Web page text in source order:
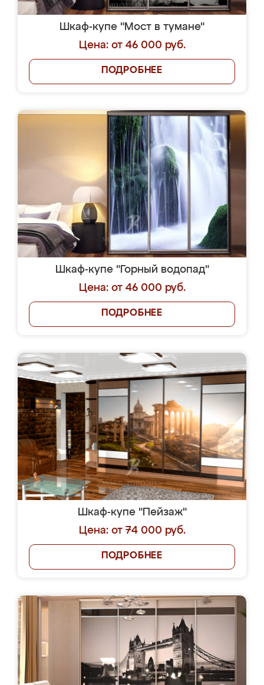
Шкаф-купе "Мост в тумане"
Цена: от 46 000 руб.
ПОДРОБНЕЕ
Шкаф-купе "Горный водопад"
Цена: от 46 000 руб.
ПОДРОБНЕЕ
Шкаф-купе "Пейзаж"
Цена: от 74 000 руб.
ПОДРОБНЕЕ